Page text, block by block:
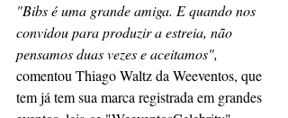
"Bibs é uma grande amiga. E quando nos
convidou para produzir a estreia, não
pensamos duas vezes e aceitamos",
comentou Thiago Waltz da Weeventos, que
tem já tem sua marca registrada em grandes